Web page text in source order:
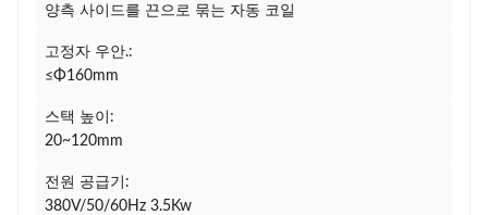
양측 사이드를 끈으로 묶는 자동 코일
고정자 우안.:
≤Φ160mm
스택 높이:
20~120mm
전원 공급기:
380V/50/60Hz 3.5Kw